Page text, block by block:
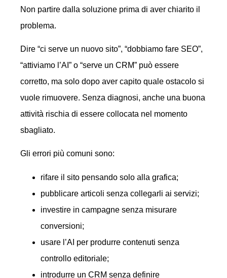
Non partire dalla soluzione prima di aver chiarito il
problema.
Dire “ci serve un nuovo sito”, “dobbiamo fare SEO”,
“attiviamo l’AI” o “serve un CRM” può essere
corretto, ma solo dopo aver capito quale ostacolo si
vuole rimuovere. Senza diagnosi, anche una buona
attività rischia di essere collocata nel momento
sbagliato.
Gli errori più comuni sono:
rifare il sito pensando solo alla grafica;
pubblicare articoli senza collegarli ai servizi;
investire in campagne senza misurare
conversioni;
usare l’AI per produrre contenuti senza
controllo editoriale;
introdurre un CRM senza definire